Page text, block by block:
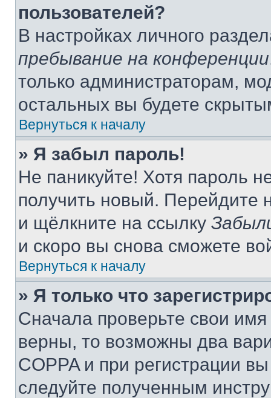
пользователей?
В настройках личного
пребывание на конференции
только администраторам,
остальных вы будете
Вернуться к началу
» Я забыл пароль!
Не паникуйте! Хотя пароль
получить новый. Перейдите
и щёлкните на ссылку
и скоро вы снова сможете
Вернуться к началу
» Я только что
Сначала проверьте свои
верны, то возможны два
COPPA и при регистрации
следуйте полученным